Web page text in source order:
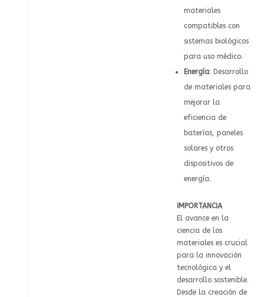
materiales
compatibles con
sistemas biológicos
para uso médico.
Energía: Desarrollo
de materiales para
mejorar la
eficiencia de
baterías, paneles
solares y otros
dispositivos de
energía.
IMPORTANCIA
El avance en la
ciencia de los
materiales es crucial
para la innovación
tecnológica y el
desarrollo sostenible.
Desde la creación de